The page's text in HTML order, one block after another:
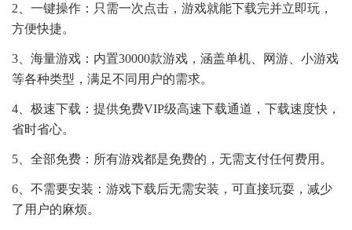
2、一键操作：只需一次点击，游戏就能下载完并立即玩，
方便快捷。
3、海量游戏：内置30000款游戏，涵盖单机、网游、小游戏
等各种类型，满足不同用户的需求。
4、极速下载：提供免费VIP级高速下载通道，下载速度快，
省时省心。
5、全部免费：所有游戏都是免费的，无需支付任何费用。
6、不需要安装：游戏下载后无需安装，可直接玩耍，减少
了用户的麻烦。